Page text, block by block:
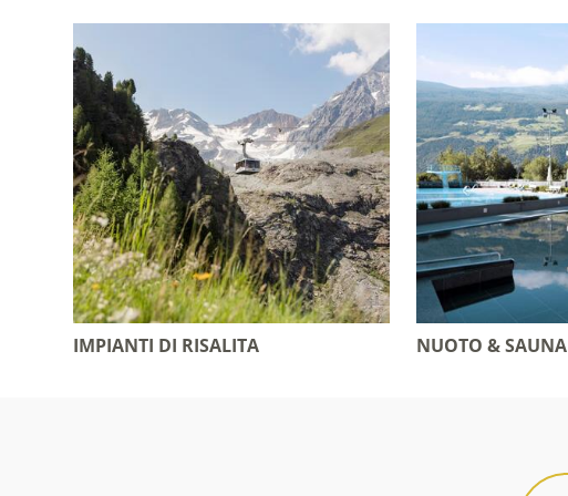
IMPIANTI DI RISALITA NUOTO & SAUNA